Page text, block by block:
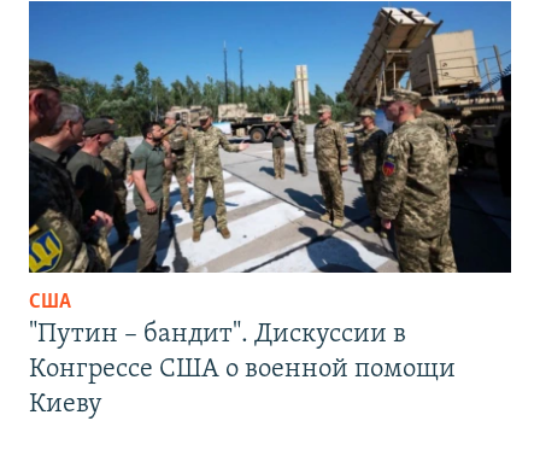
США
"Путин – бандит". Дискуссии в
Конгрессе США о военной помощи
Киеву